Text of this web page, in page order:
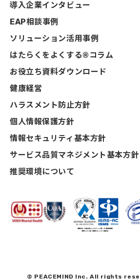
導入企業インタビュー
EAP相談事例
ソリューション活用事例
はたらくをよくする®コラム
お役立ち資料ダウンロード
健康経営
ハラスメント防止方針
個人情報保護方針
情報セキュリティ基本方針
サービス品質マネジメント基本方針
推奨環境について
© PEACEMIND Inc. All rights